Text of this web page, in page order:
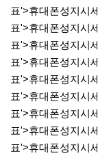
표'>휴대폰성지시
표'>휴대폰성지시
표'>휴대폰성지시
표'>휴대폰성지시
표'>휴대폰성지시
표'>휴대폰성지시
표'>휴대폰성지시
표'>휴대폰성지시
표'>휴대폰성지시